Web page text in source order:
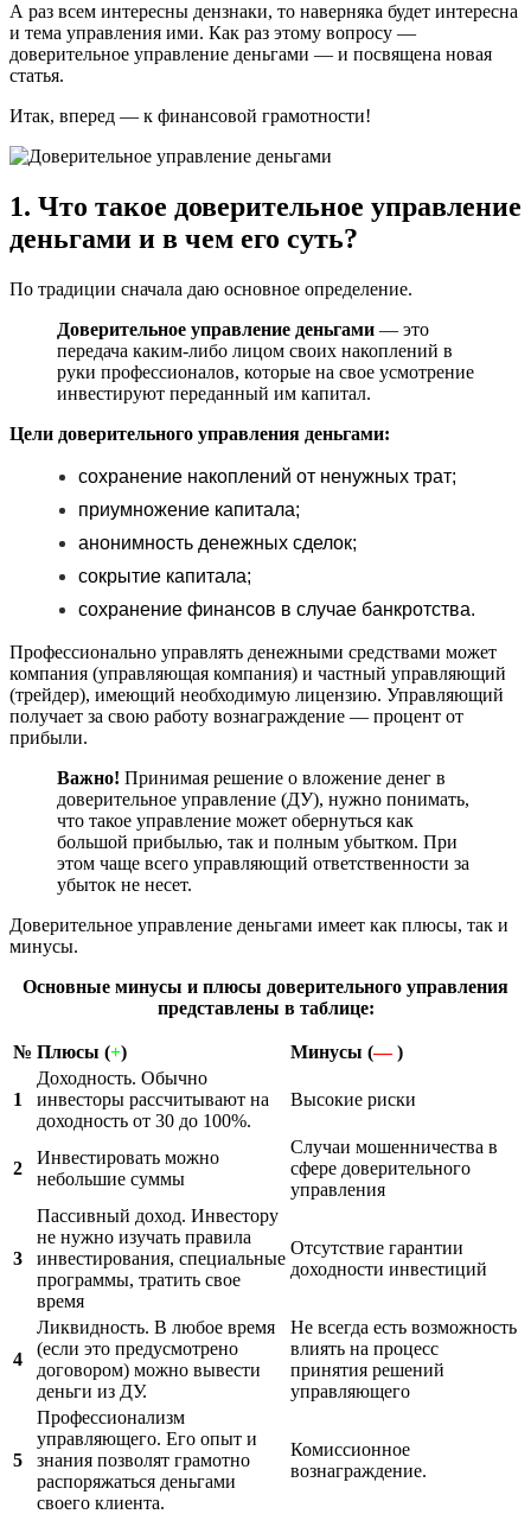
А раз всем интересны дензнаки, то наверняка будет интересна
и тема управления ими. Как раз этому вопросу —
доверительное управление деньгами — и посвящена новая
статья.
Итак, вперед — к финансовой грамотности!
1. Что такое доверительное управление
деньгами и в чем его суть?
По традиции сначала даю основное определение.
Доверительное управление деньгами — это
передача каким-либо лицом своих накоплений в
руки профессионалов, которые на свое усмотрение
инвестируют переданный им капитал.
Цели доверительного управления деньгами:
сохранение накоплений от ненужных трат;
приумножение капитала;
анонимность денежных сделок;
сокрытие капитала;
сохранение финансов в случае банкротства.
Профессионально управлять денежными средствами может
компания (управляющая компания) и частный управляющий
(трейдер), имеющий необходимую лицензию. Управляющий
получает за свою работу вознаграждение — процент от
прибыли.
Важно! Принимая решение о вложение денег в
доверительное управление (ДУ), нужно понимать,
что такое управление может обернуться как
большой прибылью, так и полным убытком. При
этом чаще всего управляющий ответственности за
убыток не несет.
Доверительное управление деньгами имеет как плюсы, так и
минусы.
Основные минусы и плюсы доверительного управления
представлены в таблице:
№ Плюсы (+) Минусы (—)
1
Доходность. Обычно
инвесторы рассчитывают на
доходность от 30 до 100%.
Высокие риски
2
Инвестировать можно
небольшие суммы
Случаи мошенничества в
сфере доверительного
управления
3
Пассивный доход. Инвестору
не нужно изучать правила
инвестирования, специальные
программы, тратить свое
время
Отсутствие гарантии
доходности инвестиций
4
Ликвидность. В любое время
(если это предусмотрено
договором) можно вывести
деньги из ДУ.
Не всегда есть возможность
влиять на процесс
принятия решений
управляющего
5
Профессионализм
управляющего. Его опыт и
знания позволят грамотно
распоряжаться деньгами
своего клиента.
Комиссионное
вознаграждение.